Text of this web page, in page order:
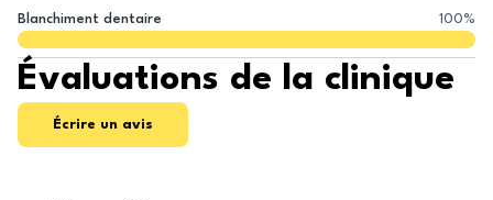
Blanchiment dentaire 100%
Évaluations de la clinique
Écrire un avis